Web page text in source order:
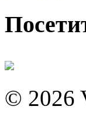
© 2026